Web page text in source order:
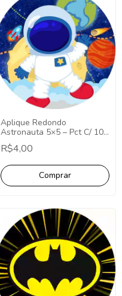
Aplique Redondo
Astronauta 5×5 – Pct C/ 10
unid
R$4,00